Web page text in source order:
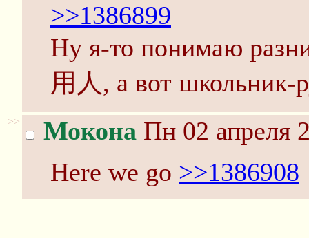
>>1386899
Ну я-то понимаю
用人, а вот школьник-
>> Мокона Пн 02 апреля
Here we go >>1386908